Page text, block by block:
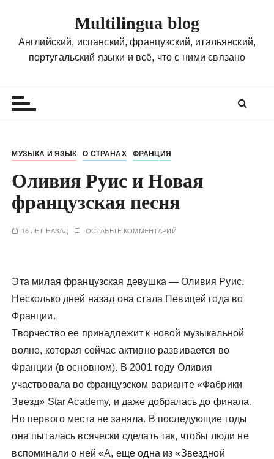
Multilingua blog
Английский, испанский, французский, итальянский,
португальский языки и всё, что с ними связано
МУЗЫКА И ЯЗЫК О СТРАНАХ ФРАНЦИЯ
Оливия Руис и Новая
французская песня
16 ЛЕТ НАЗАД ОСТАВЬТЕ КОММЕНТАРИЙ
Эта милая французская девушка — Оливия Руис.
Несколько дней назад она стала Певицей года во
Франции.
Творчество ее принадлежит к новой музыкальной
волне, которая сейчас активно развивается во
Франции (в основном). В 2001 году Оливия
участвовала во французском варианте «Фабрики
Звезд» Star Academy, и даже добралась до финала.
Но первого места не заняла. В последующие годы
она пыталась всячески сделать так, чтобы люди не
вспоминали о ней «А, еще одна из «Звездной